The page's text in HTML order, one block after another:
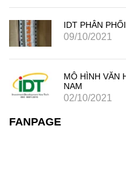
IDT PHÂN
09/10/2021
MÔ HÌNH VĂN
NAM
02/10/2021
FANPAGE